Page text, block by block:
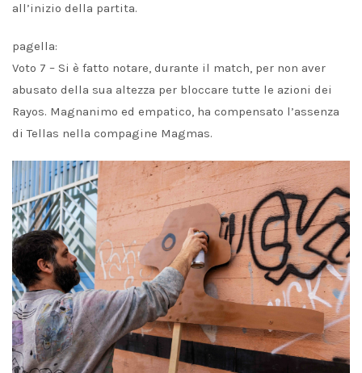
all’inizio della partita.
pagella:
Voto 7 – Si è fatto notare, durante il match, per non aver
abusato della sua altezza per bloccare tutte le azioni dei
Rayos. Magnanimo ed empatico, ha compensato l’assenza
di Tellas nella compagine Magmas.